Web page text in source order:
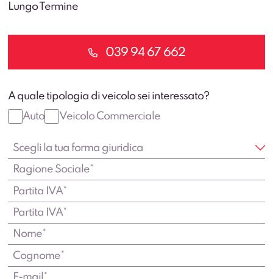
Lungo Termine
039 94 67 662
A quale tipologia di veicolo sei interessato?
Auto
Veicolo Commerciale